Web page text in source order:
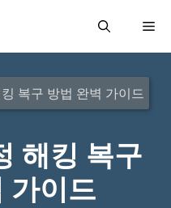
메
복구 방법 완벽 가이드
해킹 복구
가이드